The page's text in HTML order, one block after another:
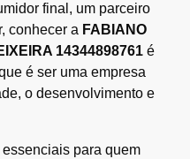
final, um parceiro
conhecer a FABIANO
14344898761 é
é ser uma empresa
o desenvolvimento e
essenciais para quem